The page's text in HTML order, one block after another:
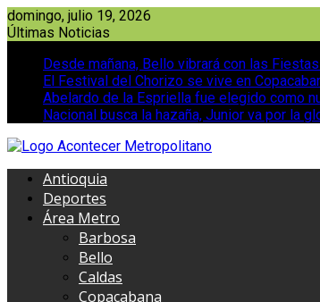
Saltar
al
domingo, julio 19, 2026
Últimas Noticias
Desde mañana, Bello vibrará con las
El Festival del Chorizo se vive en
Abelardo de la Espriella fue elegido como
Nacional busca la hazaña, Junior va por la
Antioquia
Deportes
Área Metro
Barbosa
Bello
Caldas
Copacabana